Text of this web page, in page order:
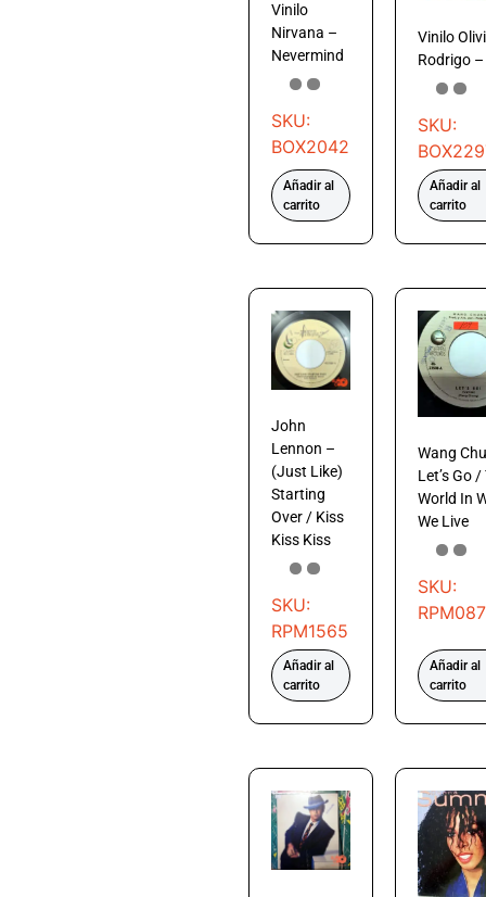
Vinilo
Nirvana –
Nevermind
SKU:
BOX2042
Añadir al
carrito
Vinilo
Rodrigo
SKU:
Añadir al
carrito
John
Lennon –
(Just Like)
Starting
Over / Kiss
Kiss Kiss
SKU:
RPM1565
Añadir al
carrito
Wang
Let’s Go /
World In
We Live
SKU:
Añadir al
carrito